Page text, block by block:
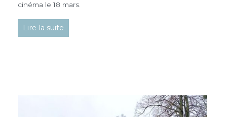
cinéma le 18 mars.
Lire la suite